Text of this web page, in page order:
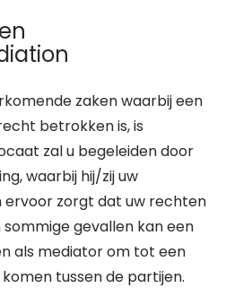
zaken waarbij een
betrokken is, is
zal u begeleiden door
waarbij hij/zij uw
zorgt dat uw rechten
gevallen kan een
als mediator om tot een
tussen de partijen.